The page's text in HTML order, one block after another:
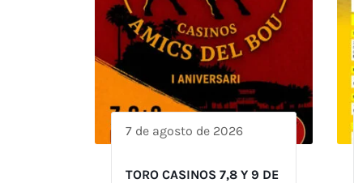
7 de agosto de 2026
TORO CASINOS 7,8 Y 9 DE